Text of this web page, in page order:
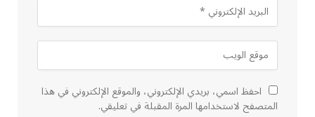
احفظ اسمي، بريدي الإلكتروني، والموقع الإلكتروني في هذا
المتصفح لاستخدامها المرة المقبلة في تعليقي.